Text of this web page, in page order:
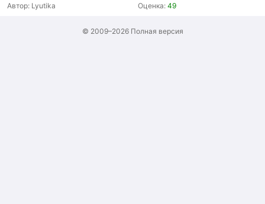
Автор: Lyutika Оценка: 49
© 2009–2026 Полная версия